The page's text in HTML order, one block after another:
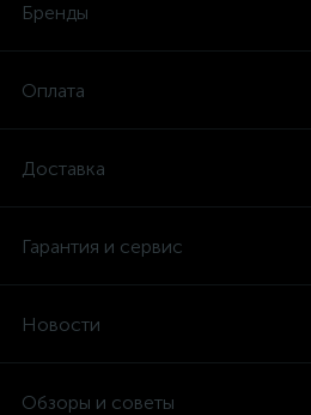
Бренды
Оплата
Доставка
Гарантия и сервис
Новости
Обзоры и советы